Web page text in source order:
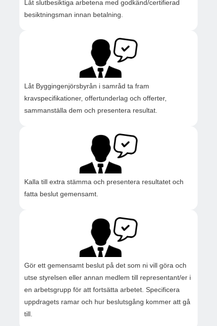
Låt slutbesiktiga arbetena med godkänd/certifierad
besiktningsman innan betalning.
Låt Byggingenjörsbyrån i samråd ta fram
kravspecifikationer, offertunderlag och offerter,
sammanställa dem och presentera resultat.
Kalla till extra stämma och presentera resultatet och
fatta beslut gemensamt.
Gör ett gemensamt beslut på det som ni vill göra och
utse styrelsen eller annan medlem till representant/er i
en arbetsgrupp för att fortsätta arbetet. Specificera
uppdragets ramar och hur beslutsgång kommer att gå
till.